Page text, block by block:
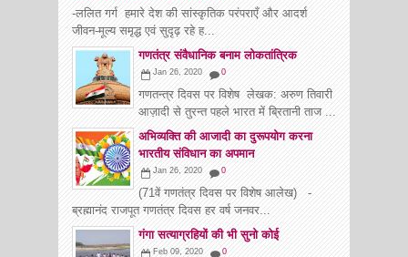
-ललित गर्ग हमारे देश की सांस्कृतिक परंपराएँ और आदर्श
जीवन-मूल्य समृद्ध एवं सुदृढ़ रहे ह...
गणतंत्र संवैधानिक बनाम लोकतांत्रिक
Jan 26, 2020 0
गणतन्त्र दिवस पर विशेष लेखक: अरुण तिवारी
आज़ादी से तुरन्त पहले भारत में ब्रितानी ताज ...
अभिव्यक्ति की आजादी का दुरूपयोग करना
भारतीय संविधान का अपमान
Jan 26, 2020 0
(71वें गणतंत्र दिवस पर विशेष आलेख) -
ब्रह्मानंद राजपूत गणतंत्र दिवस हर वर्ष जनवर...
गंगा सत्याग्रहियों की भी सुनो कोई
Feb 09, 2020 0